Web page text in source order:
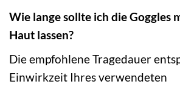
Wie lange sollte ich die Goggles
Haut lassen?
Die empfohlene Tragedauer
Einwirkzeit Ihres verwendeten